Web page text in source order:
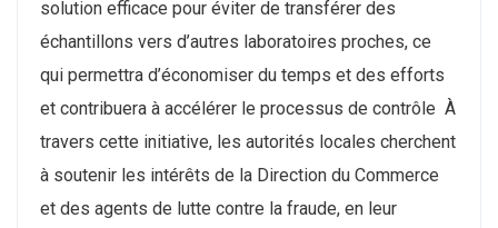
solution efficace pour éviter de transférer des
échantillons vers d’autres laboratoires proches, ce
qui permettra d’économiser du temps et des efforts
et contribuera à accélérer le processus de contrôle À
travers cette initiative, les autorités locales cherchent
à soutenir les intérêts de la Direction du Commerce
et des agents de lutte contre la fraude, en leur